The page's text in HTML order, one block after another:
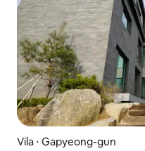
Vila ⋅ Gapyeong-gun